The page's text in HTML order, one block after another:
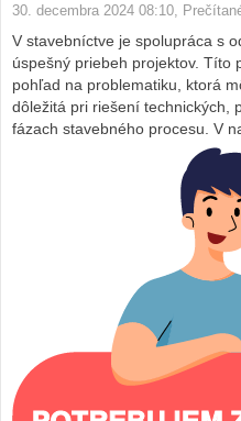
30. decembra 2024 08:10 ,
V stavebníctve je spolupráca s
úspešný priebeh projektov. Títo
pohľad na problematiku, ktorá
dôležitá pri riešení technických,
fázach stavebného procesu. V